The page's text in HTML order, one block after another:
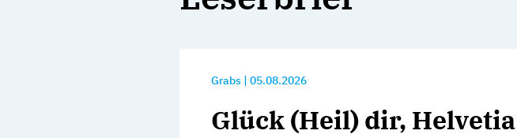
Grabs 05.08.2026
Glück (Heil) dir, Helvetia